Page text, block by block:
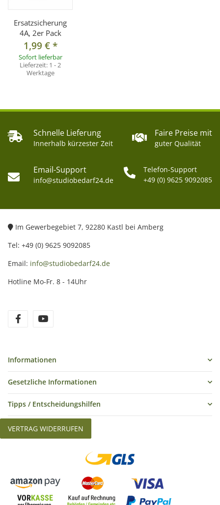
Ersatzsicherung
4A, 2er Pack
1,99 €*
Sofort lieferbar
Lieferzeit: 1 - 2
Werktage
Schnelle Lieferung
Innerhalb kürzester Zeit
Faire Preise mit
guter Qualität
Email-Support
info@studiobedarf24.de
Telefon-Support
+49 (0) 9625 9092085
Im Gewerbegebiet 7, 92280 Kastl bei Amberg
Tel: +49 (0) 9625 9092085
Email: info@studiobedarf24.de
Hotline Mo-Fr. 8 - 14Uhr
Informationen
Gesetzliche Informationen
Tipps / Entscheidungshilfen
VERTRAG WIDERRUFEN